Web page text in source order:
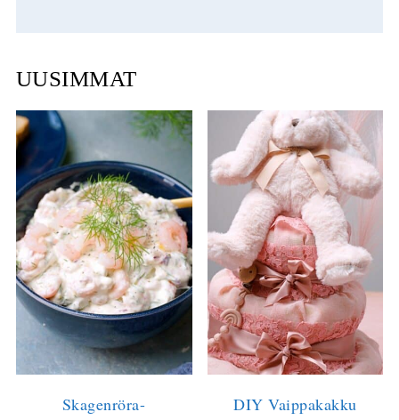
UUSIMMAT
Skagenröra-
DIY Vaippakakku